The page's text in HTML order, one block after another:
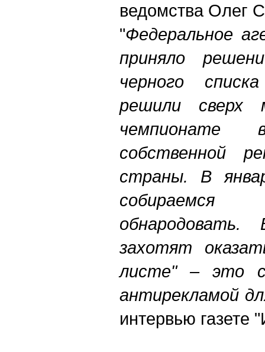
ведомства Олег
"Федеральное
приняло
черного
решили сверх
собственной
страны. В
захотят
листе" – это
антирекламой
интервью газете